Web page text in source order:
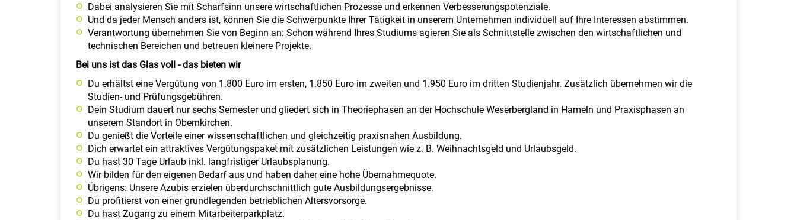
Dabei analysieren Sie mit Scharfsinn unsere wirtschaftlichen Prozesse und erkennen Verbesserungspotenziale.
Und da jeder Mensch anders ist, können Sie die Schwerpunkte Ihrer Tätigkeit in unserem Unternehmen individuell auf Ihre Interessen abstimmen.
Verantwortung übernehmen Sie von Beginn an: Schon während Ihres Studiums agieren Sie als Schnittstelle zwischen den wirtschaftlichen und
technischen Bereichen und betreuen kleinere Projekte.
Bei uns ist das Glas voll - das bieten wir
Du erhältst eine Vergütung von 1.800 Euro im ersten, 1.850 Euro im zweiten und 1.950 Euro im dritten Studienjahr. Zusätzlich übernehmen wir die
Studien- und Prüfungsgebühren.
Dein Studium dauert nur sechs Semester und gliedert sich in Theoriephasen an der Hochschule Weserbergland in Hameln und Praxisphasen an
unserem Standort in Obernkirchen.
Du genießt die Vorteile einer wissenschaftlichen und gleichzeitig praxisnahen Ausbildung.
Dich erwartet ein attraktives Vergütungspaket mit zusätzlichen Leistungen wie z. B. Weihnachtsgeld und Urlaubsgeld.
Du hast 30 Tage Urlaub inkl. langfristiger Urlaubsplanung.
Wir bilden für den eigenen Bedarf aus und haben daher eine hohe Übernahmequote.
Übrigens: Unsere Azubis erzielen überdurchschnittlich gute Ausbildungsergebnisse.
Du profitierst von einer grundlegenden betrieblichen Altersvorsorge.
Du hast Zugang zu einem Mitarbeiterparkplatz.